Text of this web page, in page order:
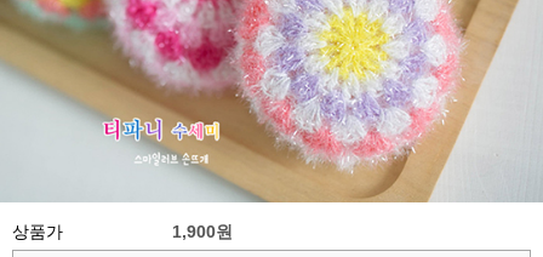
상품가 1,900원